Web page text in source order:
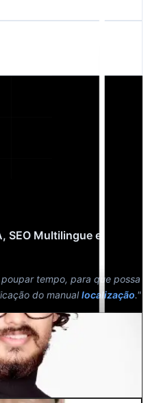
SEO Multilingue e
tempo, para que possa
do manuallocalização."